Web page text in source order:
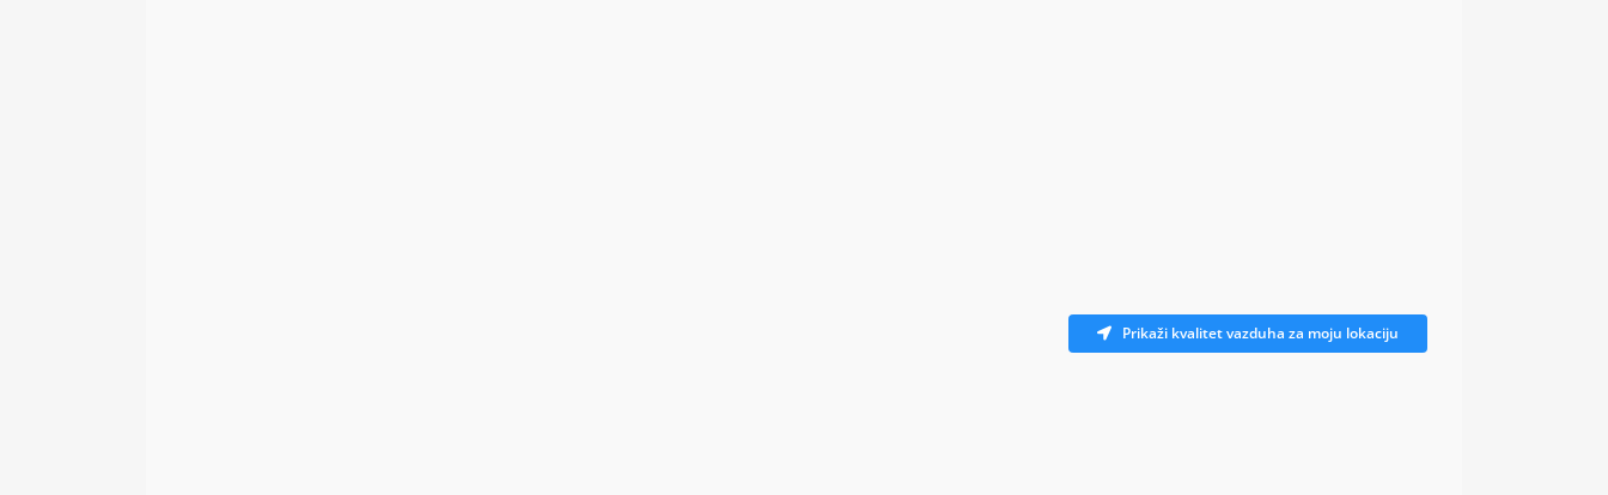
Prikaži kvalitet vazduha za moju lokaciju